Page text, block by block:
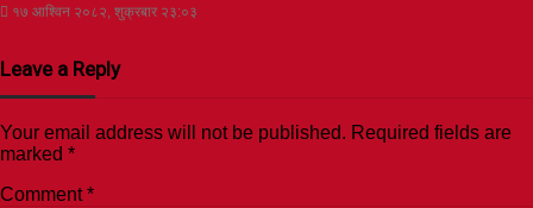
१७ आश्विन २०८२, शुक्रबार २३:०३
Leave a Reply
Your email address will not be published. Required fields are
marked *
Comment*